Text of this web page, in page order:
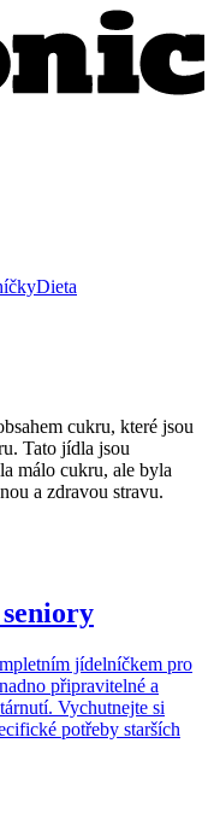
Dieta
cukru, které jsou
Tato jídla jsou
málo cukru, ale byla
a zdravou stravu.
jídelníčkem pro
připravitelné a
Vychutnejte si
potřeby starších